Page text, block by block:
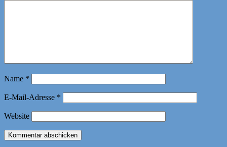
Name *
E-Mail-Adresse *
Website